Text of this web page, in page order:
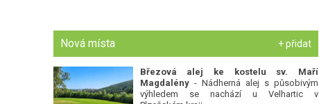
Nová místa + přidat
Březová alej ke kostelu sv. Maří
Magdalény- Nádherná alej s působivým
výhledem se nachází u Velhartic v